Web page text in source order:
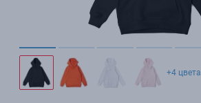
+4 цвета